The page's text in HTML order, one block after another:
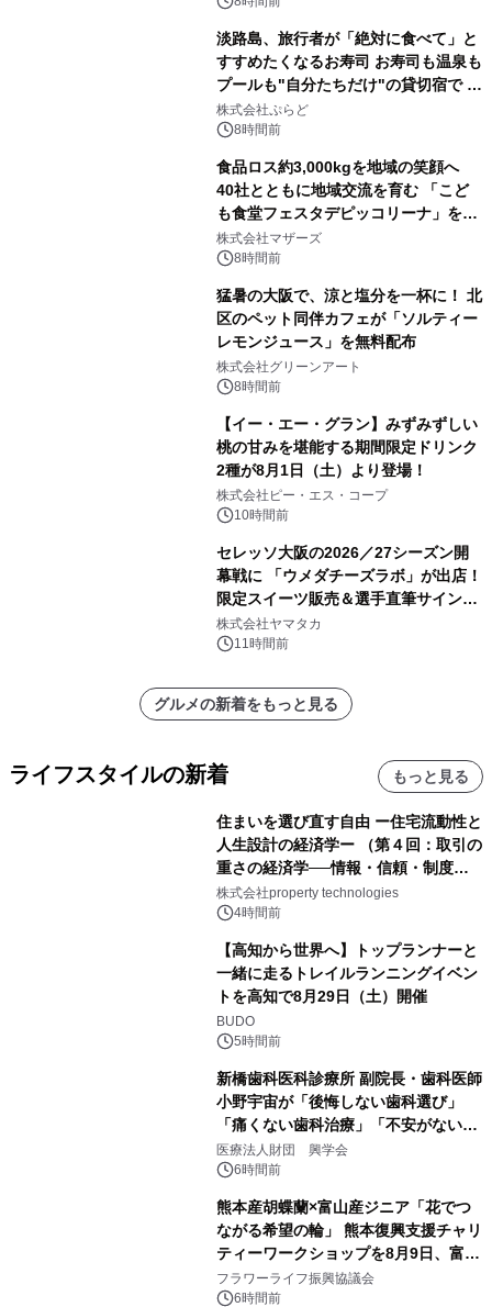
淡路島、旅行者が「絶対に食べて」と
すすめたくなるお寿司 お寿司も温泉も
プールも"自分たちだけ"の貸切宿で 1
日1組限定「岩屋温泉 絵島別庭 海と
森」の握り寿司プラン
株式会社ぷらど
8時間前
食品ロス約3,000kgを地域の笑顔へ
40社とともに地域交流を育む 「こど
も食堂フェスタデピッコリーナ」を9
月5日(土)開催
株式会社マザーズ
8時間前
猛暑の大阪で、涼と塩分を一杯に！ 北
区のペット同伴カフェが「ソルティー
レモンジュース」を無料配布
株式会社グリーンアート
8時間前
【イー・エー・グラン】みずみずしい
桃の甘みを堪能する期間限定ドリンク
2種が8月1日（土）より登場！
株式会社ピー・エス・コープ
10時間前
セレッソ大阪の2026／27シーズン開
幕戦に 「ウメダチーズラボ」が出店！
限定スイーツ販売＆選手直筆サイング
ッズが当たる抽選会を 8月8日に開催
株式会社ヤマタカ
11時間前
グルメの新着をもっと見る
ライフスタイルの新着 もっと見る
住まいを選び直す自由 ー住宅流動性と
人生設計の経済学ー （第４回：取引の
重さの経済学──情報・信頼・制度を
PropTechはどう組み替えるか）｜
PropTech-Lab
株式会社property technologies
4時間前
【高知から世界へ】トップランナーと
一緒に走るトレイルランニングイベン
トを高知で8月29日（土）開催
BUDO
5時間前
新橋歯科医科診療所 副院長・歯科医師
小野宇宙が「後悔しない歯科選び」
「痛くない歯科治療」「不安がない治
療計画」をテーマに専門監修
医療法人財団 興学会
6時間前
熊本産胡蝶蘭×富山産ジニア「花でつ
ながる希望の輪」 熊本復興支援チャリ
ティーワークショップを8月9日、富
山・射水で開催
フラワーライフ振興協議会
6時間前